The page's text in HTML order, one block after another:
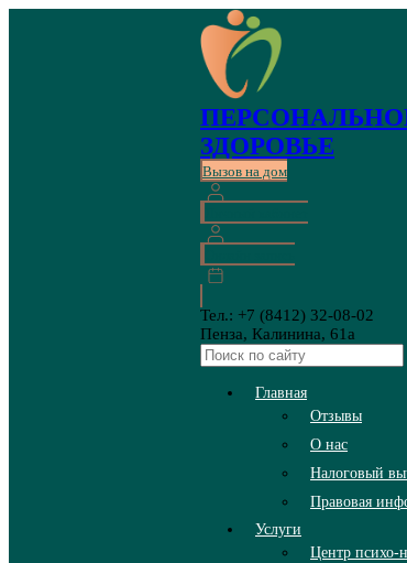
ЗДОРОВЬЕ
Вызов на дом
Тел.: +7 (8412) 32-08-02
Пенза, Калинина, 61а
Главная
Отзывы
О нас
Налоговый
Правовая
Услуги
Центр психо-